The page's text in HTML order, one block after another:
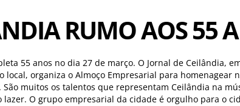
RUMO AOS 55
55 anos no dia 27 de março. O Jornal de Ceilândia,
local, organiza o Almoço Empresarial para homenagear
São muitos os talentos que representam Ceilândia na
lazer. O grupo empresarial da cidade é orgulho para o